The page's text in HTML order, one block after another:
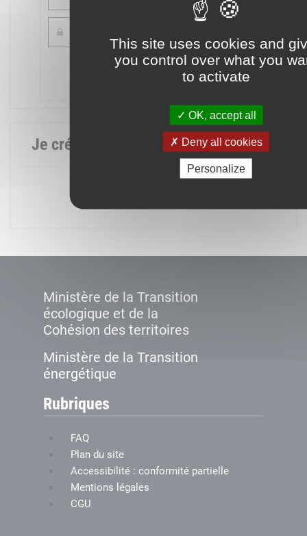
This site uses cookies and
you control over what you
to activate
OK, accept all
Deny all cookies
Personalize
Mot de passe oublié ?
Je crée mon compte
Ministère de la Transition
écologique et de la
Cohésion des territoires
Ministère de la Transition
énergétique
Rubriques
FAQ
Plan du site
Accessibilité : conformité partielle
Mentions légales
CGU